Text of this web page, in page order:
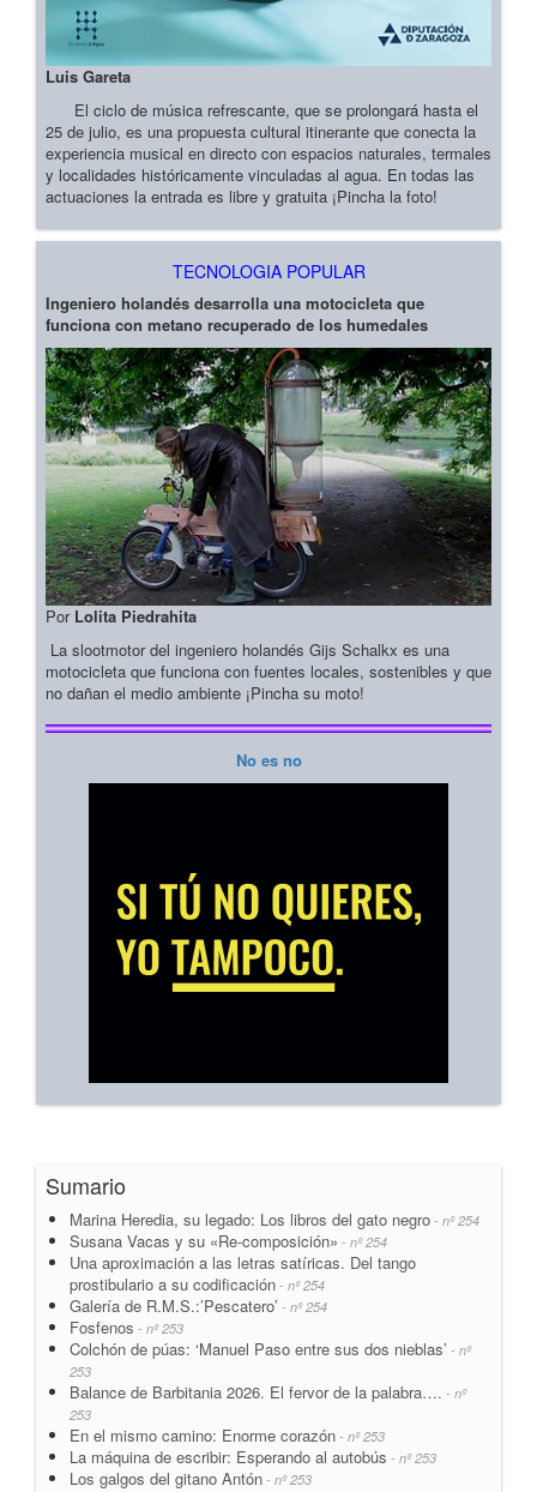
Luis Gareta
El ciclo de música refrescante, que se prolongará hasta el
25 de julio, es una propuesta cultural itinerante que conecta la
experiencia musical en directo con espacios naturales, termales
y localidades históricamente vinculadas al agua. En todas las
actuaciones la entrada es libre y gratuita ¡Pincha la foto!
TECNOLOGIA POPULAR
Ingeniero holandés desarrolla una motocicleta que
funciona con metano recuperado de los humedales
Por Lolita Piedrahita
La slootmotor del ingeniero holandés Gijs Schalkx es una
motocicleta que funciona con fuentes locales, sostenibles y que
no dañan el medio ambiente ¡Pincha su moto!
No es no
Sumario
Marina Heredia, su legado: Los libros del gato negro - nº 254
Susana Vacas y su «Re-composición» - nº 254
Una aproximación a las letras satíricas. Del tango
prostibulario a su codificación - nº 254
Galería de R.M.S.:’Pescatero’ - nº 254
Fosfenos - nº 253
Colchón de púas: ‘Manuel Paso entre sus dos nieblas’ - nº
253
Balance de Barbitania 2026. El fervor de la palabra…. - nº
253
En el mismo camino: Enorme corazón - nº 253
La máquina de escribir: Esperando al autobús - nº 253
Los galgos del gitano Antón - nº 253